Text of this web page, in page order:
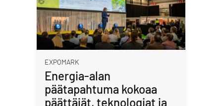
EXPOMARK
Energia-alan
päätapahtuma kokoaa
päättäjät, teknologiat ja